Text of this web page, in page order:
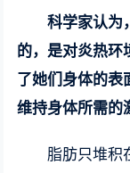
科学家认为
的，是对炎热环
了她们身体的表
维持身体所需的
脂肪只堆积